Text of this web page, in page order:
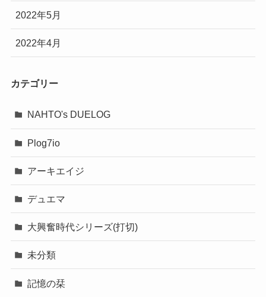
2022年5月
2022年4月
カテゴリー
NAHTO's DUELOG
Plog7io
アーキエイジ
デュエマ
大興奮時代シリーズ(打切)
未分類
記憶の栞